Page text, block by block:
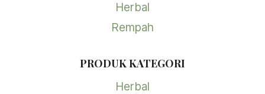
Herbal
Rempah
PRODUK KATEGORI
Herbal